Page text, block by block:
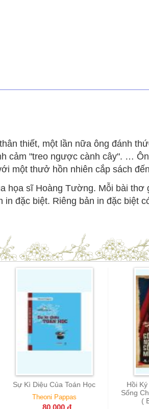
thiết, một lần nữa ông đánh
cảm "treo ngược cành cây". …
một thưở hồn nhiên cắp sách
họa sĩ Hoàng Tường. Mỗi bài
đặc biệt. Riêng bản in đặc biệt
Hồi Ký Nghệ Sỹ Kim Cương:
Sống Cho Đời - Sống Cho Mình
( Bản in năm 2016)